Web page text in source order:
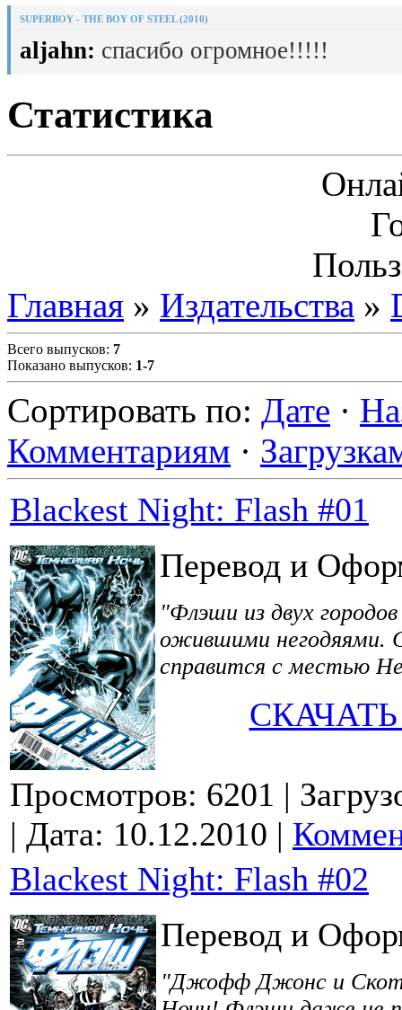
SUPERBOY - THE BOY OF STEEL (2010)
aljahn: спасибо огромное!!!!!
Статистика
Главная » Издательства »
Всего выпусков: 7
Показано выпусков: 1-7
Сортировать по: Дате ·
Комментариям ·
Blackest Night: Flash #01
Перевод и
"Флэши из двух
ожившими негодяями.
справится с местью
Просмотров: 6201 |
| Дата: 10.12.2010 |
Blackest Night: Flash #02
Перевод и
"Джофф Джонс и